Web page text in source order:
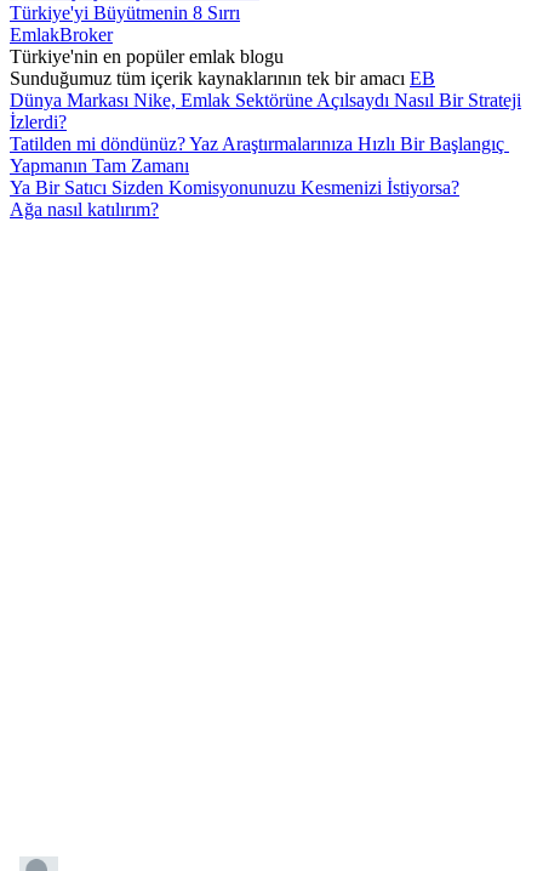
Türkiye'yi Büyütmenin 8 Sırrı
EmlakBroker
Türkiye'nin en popüler emlak blogu
Sunduğumuz tüm içerik kaynaklarının tek bir amacı EB
Dünya Markası Nike, Emlak Sektörüne Açılsaydı Nasıl Bir Strateji
İzlerdi?
Tatilden mi döndünüz? Yaz Araştırmalarınıza Hızlı Bir Başlangıç ​​
Yapmanın Tam Zamanı
Ya Bir Satıcı Sizden Komisyonunuzu Kesmenizi İstiyorsa?
Ağa nasıl katılırım?